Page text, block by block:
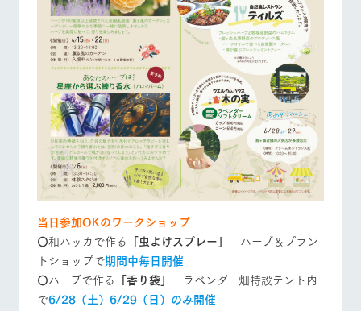
当日参加OKのワークショップ
〇和ハッカで作る 「虫よけスプレー」
ハーブ＆プラン
トショップで期間中毎日開催
〇ハーブで作る 「香り袋」
ラベンダー畑特設テント内
で6/28（土）6/29（日）のみ開催